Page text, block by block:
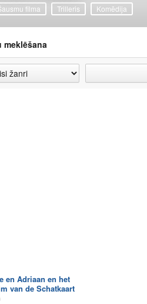
filma Trilleris Komēdija
meklēšana
en Adriaan en het
van de Schatkaart